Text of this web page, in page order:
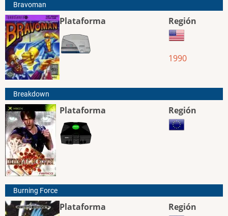
Bravoman
Plataforma Región
1990
Breakdown
Plataforma Región
Burning Force
Plataforma Región